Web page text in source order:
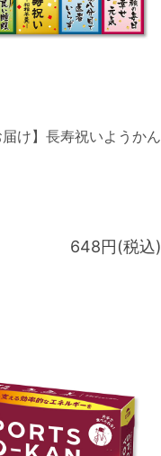
届け】長寿祝いようかん
648円(税込)